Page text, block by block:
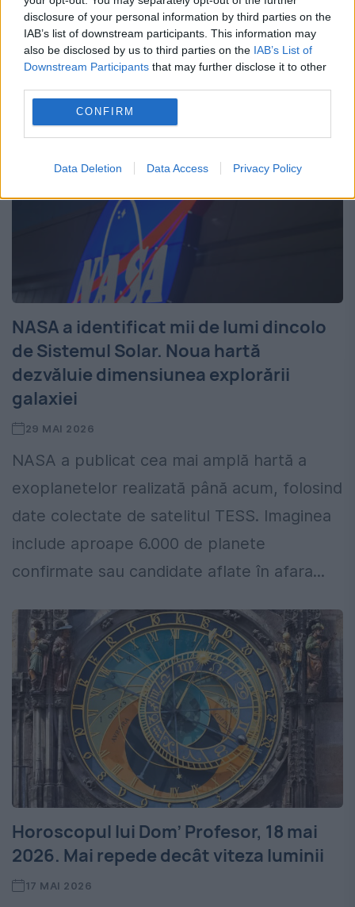
disclosure of your personal information by third parties on the
IAB’s list of downstream participants. This information may
also be disclosed by us to third parties on the IAB’s List of
Downstream Participants that may further disclose it to other
CONFIRM
Data Deletion Data Access Privacy Policy
protejarea pielii de efectele soarelui.
Cercetătorii au descoperit că un consum de
struguri a redus un marker...
NASA a identificat mii de lumi dincolo
de Sistemul Solar. Noua hartă
dezvăluie dimensiunea explorării
galaxiei
29 MAI 2026
NASA a publicat cea mai amplă hartă a
exoplanetelor realizată până acum, folosind
date colectate de satelitul TESS. Imaginea
include aproape 6.000 de planete
confirmate sau candidate aflate în afara...
Horoscopul lui Dom’ Profesor, 18 mai
2026. Mai repede decât viteza luminii
17 MAI 2026